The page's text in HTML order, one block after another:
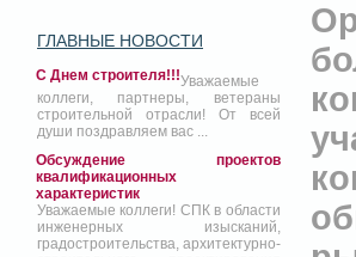
ГЛАВНЫЕ НОВОСТИ
С Днем строителя!!!Уважаемые
коллеги, партнеры, ветераны
строительной отрасли! От всей
души поздравляем вас ...
Обсуждение проектов
квалификационных
характеристик
Уважаемые коллеги! СПК в области
инженерных изысканий,
градостроительства, архитектурно-